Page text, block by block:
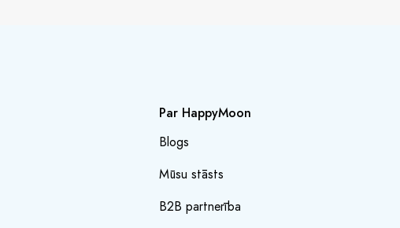
Par HappyMoon
Blogs
Mūsu stāsts
B2B partnerība